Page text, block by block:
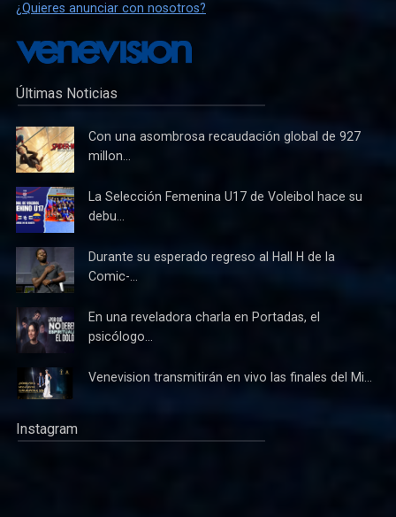
¿Quieres anunciar con nosotros?
Últimas Noticias
Con una asombrosa recaudación global de 927
millon...
La Selección Femenina U17 de Voleibol hace su
debu...
Durante su esperado regreso al Hall H de la
Comic-...
En una reveladora charla en Portadas, el
psicólogo...
Venevision transmitirán en vivo las finales del Mi...
Instagram